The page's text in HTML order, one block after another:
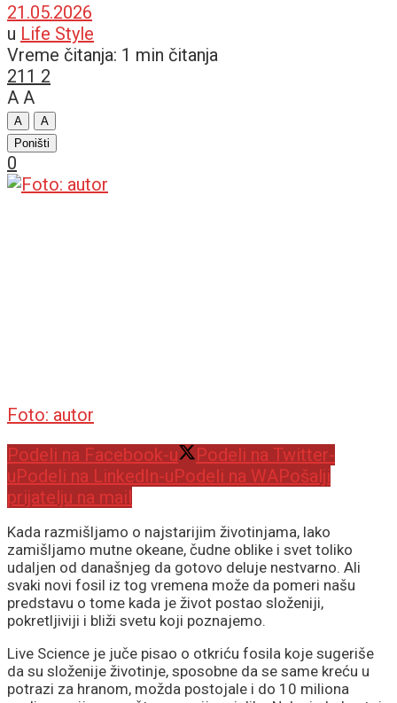
21.05.2026
u Life Style
Vreme čitanja: 1 min čitanja
211 2
A A
A
A
Poništi
0
Foto: autor
Podeli na Facebook-u
Podeli na Twitter-
uPodeli na LinkedIn-uPodeli na WAPošalji
prijatelju na mail
Kada razmišljamo o najstarijim životinjama, lako
zamišljamo mutne okeane, čudne oblike i svet toliko
udaljen od današnjeg da gotovo deluje nestvarno. Ali
svaki novi fosil iz tog vremena može da pomeri našu
predstavu o tome kada je život postao složeniji,
pokretljiviji i bliži svetu koji poznajemo.
Live Science je juče pisao o otkriću fosila koje sugeriše
da su složenije životinje, sposobne da se same kreću u
potrazi za hranom, možda postojale i do 10 miliona